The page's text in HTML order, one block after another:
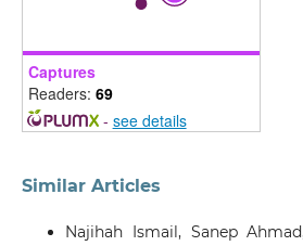
Captures
Readers: 69
- see details
Similar Articles
Najihah Ismail, Sanep